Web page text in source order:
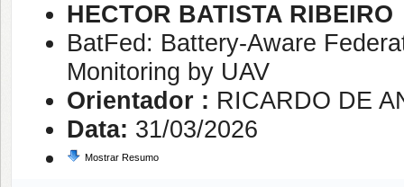
HECTOR BATISTA RIBEIRO
BatFed: Battery-Aware
Monitoring by UAV
Orientador : RICARDO DE
Data: 31/03/2026
Mostrar Resumo